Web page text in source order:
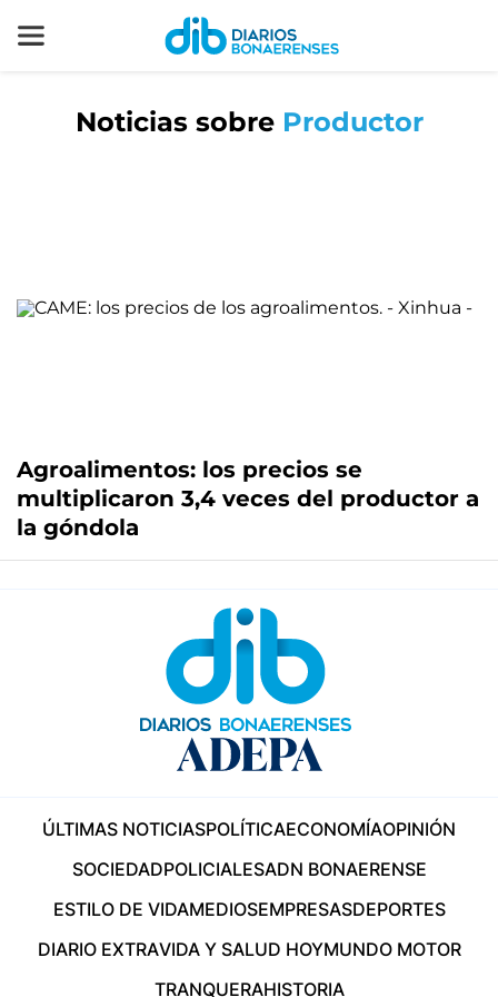
Noticias sobre Productor
Agroalimentos: los precios se
multiplicaron 3,4 veces del productor a
la góndola
ÚLTIMAS NOTICIASPOLÍTICAECONOMÍAOPINIÓN
SOCIEDADPOLICIALESADN BONAERENSE
ESTILO DE VIDAMEDIOSEMPRESASDEPORTES
DIARIO EXTRAVIDA Y SALUD HOYMUNDO MOTOR
TRANQUERAHISTORIA